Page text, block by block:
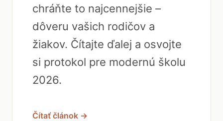
chráňte to najcennejšie –
dôveru vašich rodičov a
žiakov. Čítajte ďalej a osvojte
si protokol pre modernú školu
2026.
Čítať článok →